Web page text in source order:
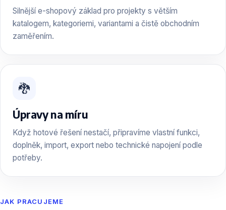
Silnější e-shopový základ pro projekty s větším
katalogem, kategoriemi, variantami a čistě obchodním
zaměřením.
🐉
Úpravy na míru
Když hotové řešení nestačí, připravíme vlastní funkci,
doplněk, import, export nebo technické napojení podle
potřeby.
JAK PRACUJEME